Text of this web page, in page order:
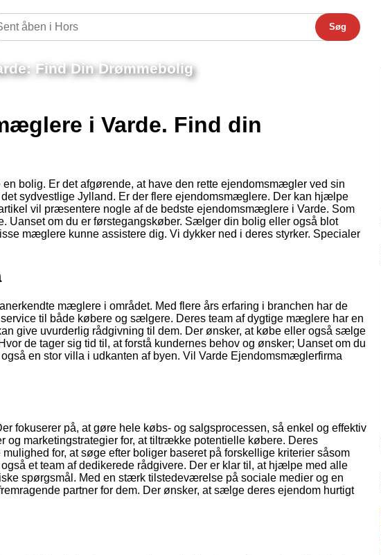
Søg
Find Din Drømmebolig
i Varde. Find din
bolig. Er det afgørende, at have den rette ejendomsmægler ved sin
sydvestlige Jylland. Er der flere ejendomsmæglere. Der kan hjælpe
vil præsentere nogle af de bedste ejendomsmæglere i Varde. Som
Uanset om du er førstegangskøber. Sælger din bolig eller også blot
mæglere kunne assistere dig. Vi dykker ned i deres styrker. Specialer
mæglere i området. Med flere års erfaring i branchen har de
til både købere og sælgere. Deres team af dygtige mæglere har en
give uvurderlig rådgivning til dem. Der ønsker, at købe eller også sælge
de tager sig tid til, at forstå kundernes behov og ønsker; Uanset om du
en stor villa i udkanten af byen. Vil Varde Ejendomsmæglerfirma
fokuserer på, at gøre hele købs- og salgsprocessen, så enkel og effektiv
og marketingstrategier for, at tiltrække potentielle købere. Deres
for, at søge efter boliger baseret på forskellige kriterier såsom
et team af dedikerede rådgivere. Der er klar til, at hjælpe med alle
spørgsmål. Med en stærk tilstedeværelse på sociale medier og en
partner for dem. Der ønsker, at sælge deres ejendom hurtigt